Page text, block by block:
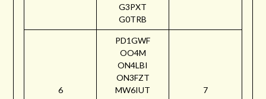
G3PXT
G0TRB
6
PD1GWF
OO4M
ON4LBI
ON3FZT
MW6IUT
7